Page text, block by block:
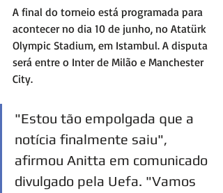
A final do torneio está programada para
acontecer no dia 10 de junho, no Atatürk
Olympic Stadium, em Istambul. A disputa
será entre o Inter de Milão e Manchester
City.
"Estou tão empolgada que a
notícia finalmente saiu",
afirmou Anitta em comunicado
divulgado pela Uefa. "Vamos